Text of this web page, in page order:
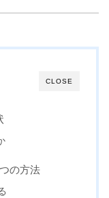
CLOSE
の方法